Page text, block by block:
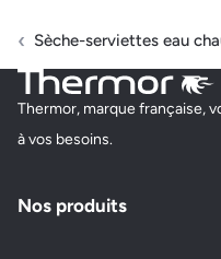
Sèche-serviettes eau
Thermor, marque française,
à vos besoins.
Nos produits